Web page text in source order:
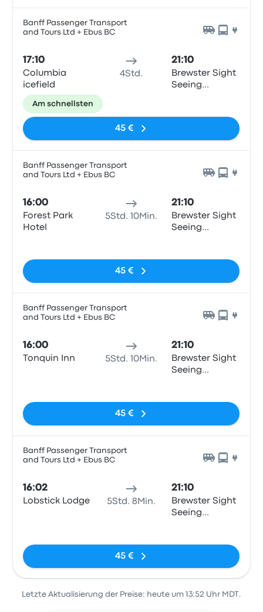
Banff Passenger Transport
and Tours Ltd + Ebus BC
17:10
Columbia
icefield
4Std.
21:10
Brewster Sight
Seeing
Am schnellsten
45 €
Banff Passenger Transport
and Tours Ltd + Ebus BC
16:00
Forest Park
Hotel
5Std. 10Min.
21:10
Brewster Sight
Seeing
45 €
Banff Passenger Transport
and Tours Ltd + Ebus BC
16:00
Tonquin Inn 5Std. 10Min.
21:10
Brewster Sight
Seeing
45 €
Banff Passenger Transport
and Tours Ltd + Ebus BC
16:02
Lobstick Lodge 5Std. 8Min.
21:10
Brewster Sight
Seeing
45 €
Letzte Aktualisierung der Preise: heute um 13:52 Uhr MDT.